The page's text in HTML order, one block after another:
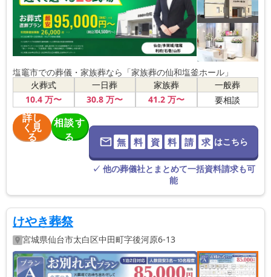
塩竈市での葬儀・家族葬なら「家族葬の仙和塩釜ホール」
火葬式
10.4万〜
一日葬
30.8 万〜
家族葬
41.2万〜
一般葬
要相談
詳し
く見
る
相談す
る
無 料 資 料 請 求 はこちら
✓ 他の葬儀社とまとめて一括資料請求も可
能
けやき葬祭
宮城県仙台市太白区中田町字後河原6-13